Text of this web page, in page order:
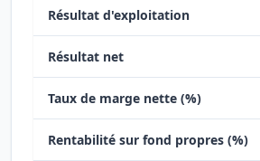
Résultat d'exploitation
Résultat net
Taux de marge nette (%)
Rentabilité sur fond propres (%)